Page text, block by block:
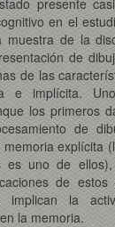
en el
de la
de
de las
e implícita.
los primeros
de
explícita
es uno de ellos),
de estos
implican la
la memoria.